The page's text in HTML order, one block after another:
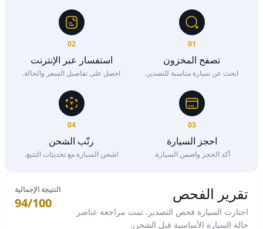
01
تصفح المخزون
ابحث عن سيارة مناسبة للتصدير.
02
استفسار عبر الإنترنت
احصل على تفاصيل السعر والحالة.
03
احجز السيارة
أكد الحجز واضمن السيارة.
04
رتّب الشحن
اشحن السيارة مع تحديثات التتبع.
تقرير الفحص
اجتازت السيارة فحص التصدير. تمت مراجعة عناصر
حالة السيارة الأساسية قبل الشحن.
النتيجة الإجمالية
94/100